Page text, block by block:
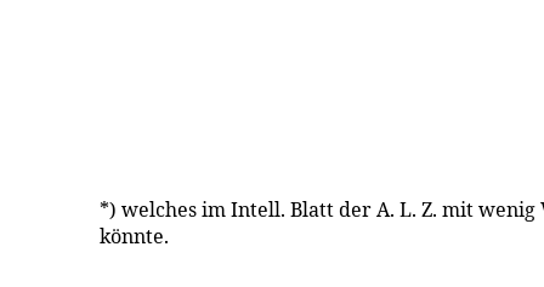
*) welches im Intell. Blatt der A. L. Z. mit
könnte.